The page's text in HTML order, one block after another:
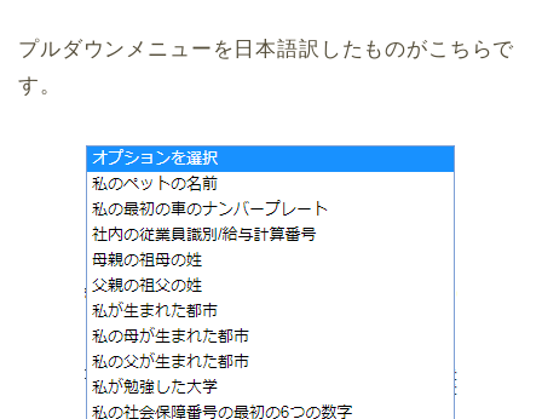
プルダウンメニューを日本語訳したものがこちらで
す。